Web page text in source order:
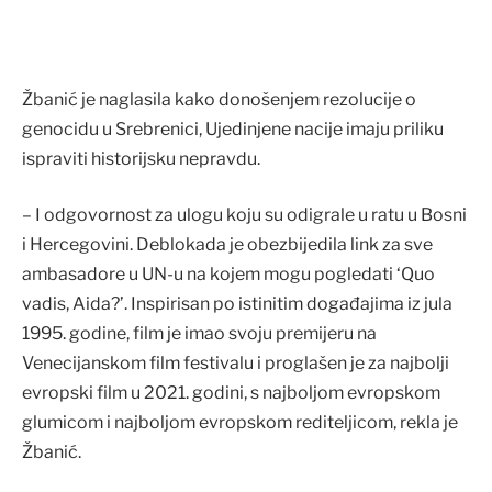
Žbanić je naglasila kako donošenjem rezolucije o
genocidu u Srebrenici, Ujedinjene nacije imaju priliku
ispraviti historijsku nepravdu.
– I odgovornost za ulogu koju su odigrale u ratu u Bosni
i Hercegovini. Deblokada je obezbijedila link za sve
ambasadore u UN-u na kojem mogu pogledati ‘Quo
vadis, Aida?’. Inspirisan po istinitim događajima iz jula
1995. godine, film je imao svoju premijeru na
Venecijanskom film festivalu i proglašen je za najbolji
evropski film u 2021. godini, s najboljom evropskom
glumicom i najboljom evropskom rediteljicom, rekla je
Žbanić.